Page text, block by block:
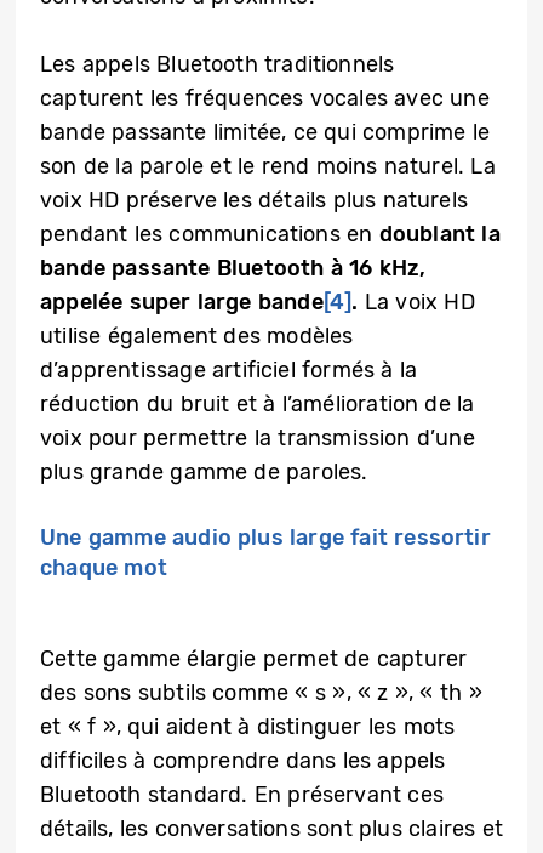
Les appels Bluetooth traditionnels
capturent les fréquences vocales avec une
bande passante limitée, ce qui comprime le
son de la parole et le rend moins naturel. La
voix HD préserve les détails plus naturels
pendant les communications en doublant la
bande passante Bluetooth à 16 kHz,
appelée super large bande[4]. La voix HD
utilise également des modèles
d’apprentissage artificiel formés à la
réduction du bruit et à l’amélioration de la
voix pour permettre la transmission d’une
plus grande gamme de paroles.
Une gamme audio plus large fait ressortir
chaque mot
Cette gamme élargie permet de capturer
des sons subtils comme « s », « z », « th »
et « f », qui aident à distinguer les mots
difficiles à comprendre dans les appels
Bluetooth standard. En préservant ces
détails, les conversations sont plus claires et